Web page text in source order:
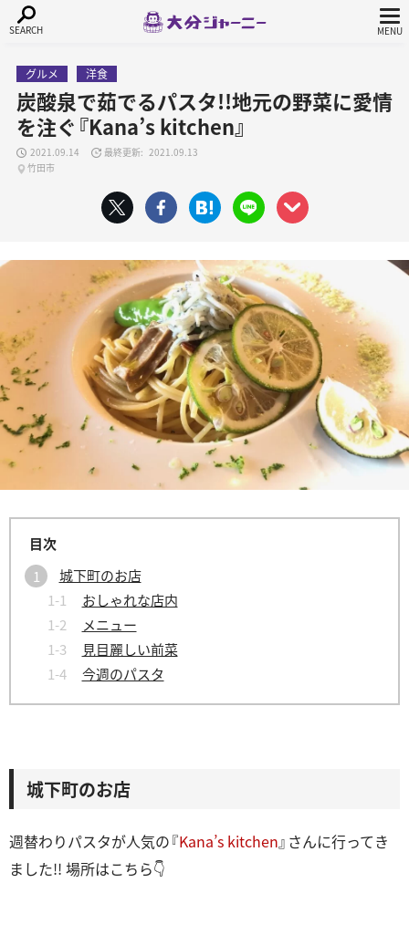
グルメ 洋食
炭酸泉で茹でるパスタ!!地元の野菜に愛情
を注ぐ『Kana’s kitchen』
2021.09.14
2021.09.13
竹田市
城下町のお店
おしゃれな店内
メニュー
見目麗しい前菜
今週のパスタ
城下町のお店
週替わりパスタが人気の『Kana’s kitchen』さんに行ってき
ました!! 場所はこちら👇